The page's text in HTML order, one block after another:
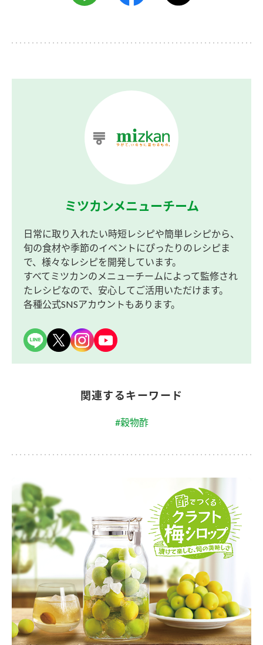
ミツカンメニューチーム
日常に取り入れたい時短レシピや簡単レシピから、
旬の食材や季節のイベントにぴったりのレシピま
で、様々なレシピを開発しています。
すべてミツカンのメニューチームによって監修され
たレシピなので、安心してご活用いただけます。
各種公式SNSアカウントもあります。
関連するキーワード
#穀物酢